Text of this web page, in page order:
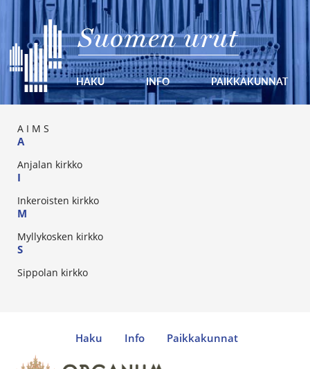
Suomen urut
HAKU INFO PAIKKAKUNNAT
A I M S
A
Anjalan kirkko
I
Inkeroisten kirkko
M
Myllykosken kirkko
S
Sippolan kirkko
Haku Info Paikkakunnat